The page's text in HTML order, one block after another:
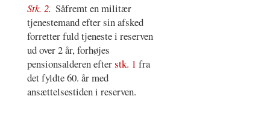
Stk. 2. Såfremt en militær
tjenestemand efter sin afsked
forretter fuld tjeneste i reserven
ud over 2 år, forhøjes
pensionsalderen efterstk. 1 fra
det fyldte 60. år med
ansættelsestiden i reserven.